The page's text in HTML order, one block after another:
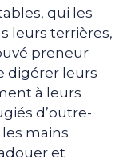
qui les
leurs terrières,
preneur
digérer leurs
à leurs
d’outre-
mains
et